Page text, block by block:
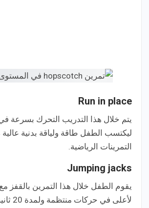
Run in place
يتم خلال هذا التدريب التحرك بسرعة
ليكتسب الطفل طاقة ولياقة بدنية
التمرينات الرياضية.
Jumping jacks
يقوم الطفل خلال هذا التمرين بالقفز
لأعلى